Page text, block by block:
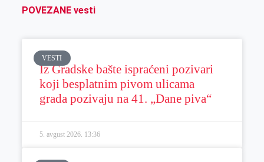
POVEZANE vesti
VESTI
Iz Gradske bašte ispraćeni pozivari
koji besplatnim pivom ulicama
grada pozivaju na 41. „Dane piva“
5. avgust 2026. 13:36